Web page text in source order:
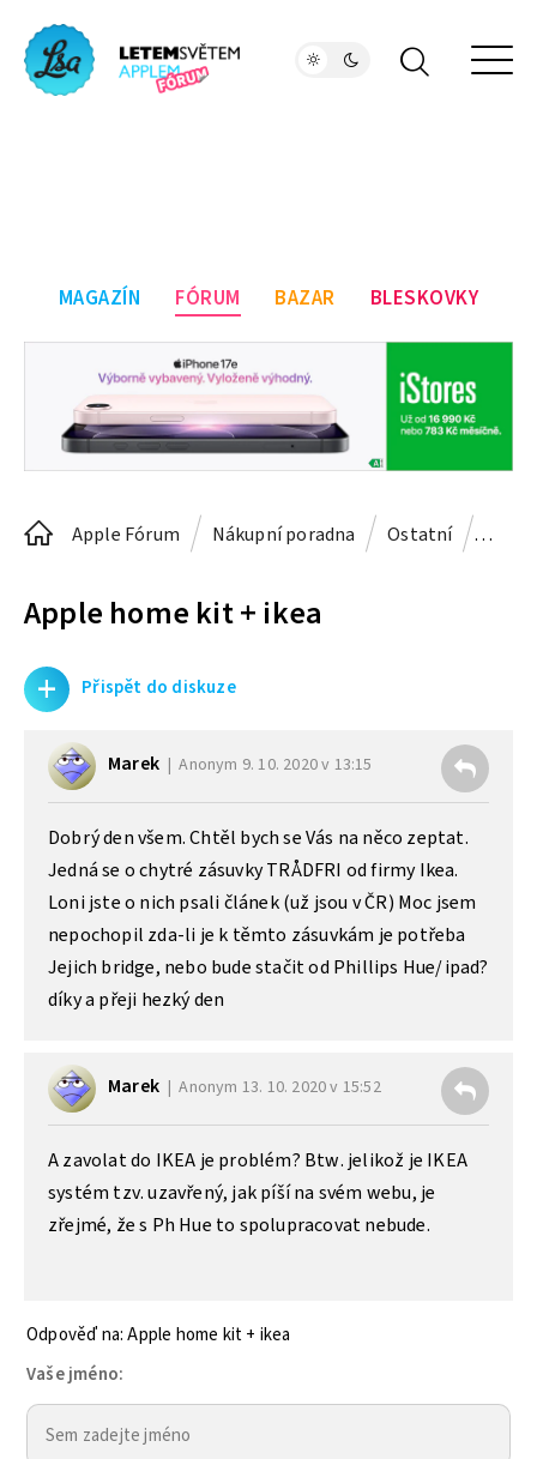
MAGAZÍN FÓRUM BAZAR BLESKOVKY
Apple Fórum Nákupní poradna Ostatní
Apple home kit + ikea
+ Přispět do diskuze
Marek Anonym 9. 10. 2020 v 13:15
Dobrý den všem. Chtěl bych se Vás na něco zeptat.
Jedná se o chytré zásuvky TRÅDFRI od firmy Ikea.
Loni jste o nich psali článek (už jsou v ČR) Moc jsem
nepochopil zda-li je k těmto zásuvkám je potřeba
Jejich bridge, nebo bude stačit od Phillips Hue/ipad?
díky a přeji hezký den
Marek Anonym 13. 10. 2020 v 15:52
A zavolat do IKEA je problém? Btw. jelikož je IKEA
systém tzv. uzavřený, jak píší na svém webu, je
zřejmé, že s Ph Hue to spolupracovat nebude.
Odpověď na: Apple home kit + ikea
Vaše jméno: